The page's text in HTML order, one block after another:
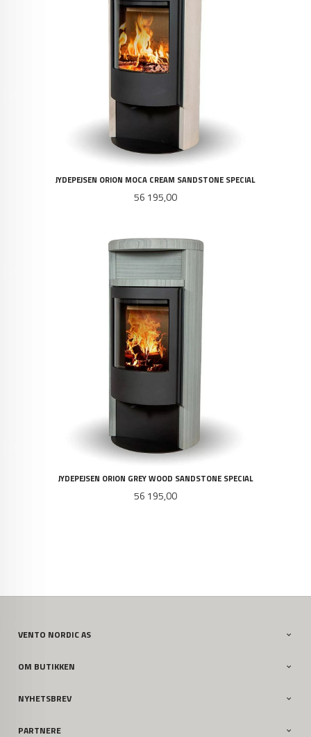
JYDEPEJSEN ORION MOCA CREAM SANDSTONE SPECIAL
Pris
56 195,00
JYDEPEJSEN ORION GREY WOOD SANDSTONE SPECIAL
Pris
56 195,00
VENTO NORDIC AS
OM BUTIKKEN
NYHETSBREV
PARTNERE